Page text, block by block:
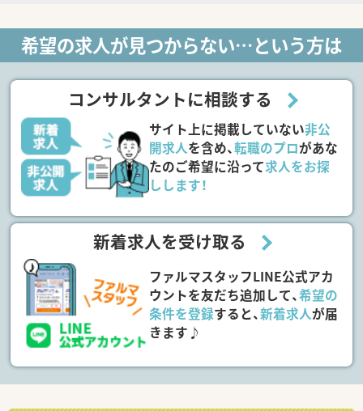
希望の求人が見つからない…という方は
コンサルタントに相談する
サイト上に掲載していない非公
開求人を含め、転職のプロがあな
たのご希望に沿って求人をお探
しします！
新着求人を受け取る
ファルマスタッフLINE公式アカ
ウントを友だち追加して、希望の
条件を登録すると、新着求人が届
きます♪